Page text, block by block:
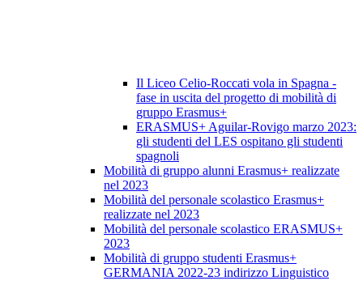
Il Liceo Celio-Roccati vola in Spagna -
fase in uscita del progetto di mobilità di
gruppo Erasmus+
ERASMUS+ Aguilar-Rovigo marzo 2023:
gli studenti del LES ospitano gli studenti
spagnoli
Mobilità di gruppo alunni Erasmus+ realizzate
nel 2023
Mobilità del personale scolastico Erasmus+
realizzate nel 2023
Mobilità del personale scolastico ERASMUS+
2023
Mobilità di gruppo studenti Erasmus+
GERMANIA 2022-23 indirizzo Linguistico